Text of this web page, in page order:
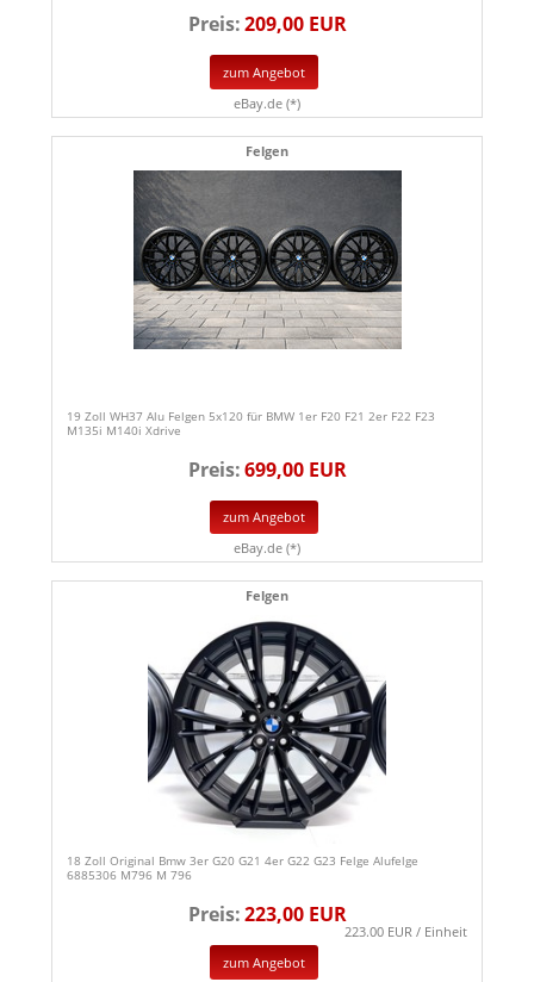
Preis:209,00 EUR
zum Angebot
eBay.de (*)
Felgen
19 Zoll WH37 Alu Felgen 5x120 für BMW 1er F20 F21 2er F22 F23
M135i M140i Xdrive
Preis:699,00 EUR
zum Angebot
eBay.de (*)
Felgen
18 Zoll Original Bmw 3er G20 G21 4er G22 G23 Felge Alufelge
6885306 M796 M 796
Preis:223,00 EUR
223.00 EUR / Einheit
zum Angebot